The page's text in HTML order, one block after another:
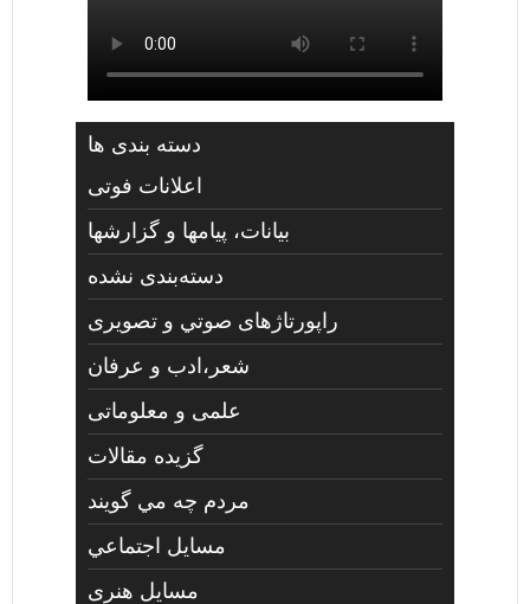
دسته بندی ها
اعلانات فوتی
بیانات، پیامها و گزارشها
دسته‌بندی نشده
راپورتاژهای صوتي و تصويری
شعر،ادب و عرفان
علمی و معلوماتی
گزیده مقالات
مردم چه مي گويند
مسايل اجتماعي
مسايل هنری